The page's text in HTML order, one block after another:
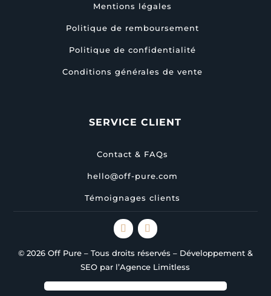
Mentions légales
Politique de remboursement
Politique de confidentialité
Conditions générales de vente
SERVICE CLIENT
Contact & FAQs
hello@off-pure.com
Témoignages clients
© 2026 Off Pure – Tous droits réservés – Développement &
SEO par l’Agence Limitless